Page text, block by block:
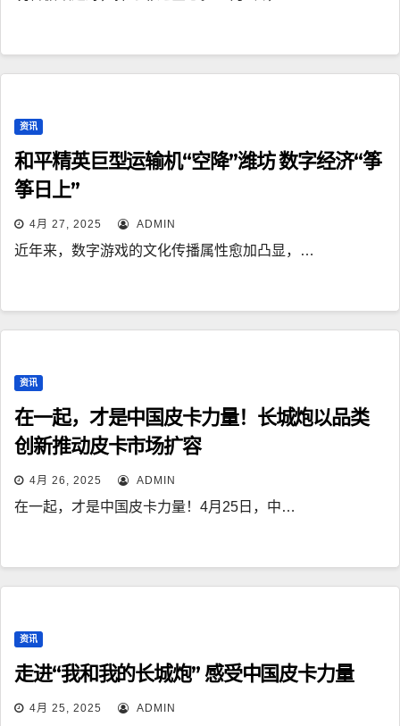
资讯
和平精英巨型运输机“空降”潍坊 数字经济“筝
筝日上”
4月 27, 2025 ADMIN
近年来，数字游戏的文化传播属性愈加凸显，…
资讯
在一起，才是中国皮卡力量！长城炮以品类
创新推动皮卡市场扩容
4月 26, 2025 ADMIN
在一起，才是中国皮卡力量！4月25日，中…
资讯
走进“我和我的长城炮” 感受中国皮卡力量
4月 25, 2025 ADMIN